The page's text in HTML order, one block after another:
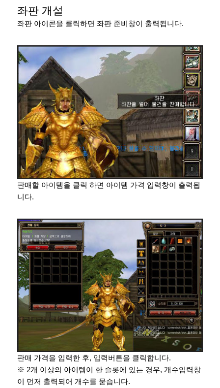
좌판 개설
좌판 아이콘을 클릭하면 좌판 준비창이 출력됩니다.
판매할 아이템을 클릭 하면 아이템 가격 입력창이 출력됩
니다.
판매 가격을 입력한 후, 입력버튼을 클릭합니다.
※ 2개 이상의 아이템이 한 슬롯에 있는 경우, 개수입력창
이 먼저 출력되어 개수를 묻습니다.